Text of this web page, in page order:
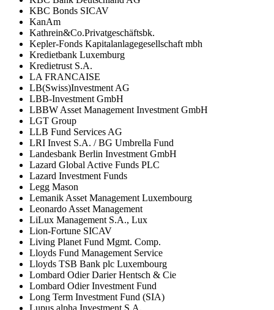
KBC Bonds SICAV
KanAm
Kathrein&Co.Privatgeschäftsbk.
Kepler-Fonds Kapitalanlagegesellschaft mbh
Kredietbank Luxemburg
Kredietrust S.A.
LA FRANCAISE
LB(Swiss)Investment AG
LBB-Investment GmbH
LBBW Asset Management Investment GmbH
LGT Group
LLB Fund Services AG
LRI Invest S.A. / BG Umbrella Fund
Landesbank Berlin Investment GmbH
Lazard Global Active Funds PLC
Lazard Investment Funds
Legg Mason
Lemanik Asset Management Luxembourg
Leonardo Asset Management
LiLux Management S.A., Lux
Lion-Fortune SICAV
Living Planet Fund Mgmt. Comp.
Lloyds Fund Management Service
Lloyds TSB Bank plc Luxembourg
Lombard Odier Darier Hentsch & Cie
Lombard Odier Investment Fund
Long Term Investment Fund (SIA)
Lupus alpha Investment S.A.